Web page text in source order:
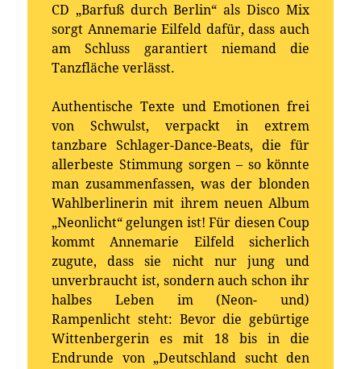
CD „Barfuß durch Berlin“ als Disco Mix
sorgt Annemarie Eilfeld dafür, dass auch
am Schluss garantiert niemand die
Tanzfläche verlässt.
Authentische Texte und Emotionen frei
von Schwulst, verpackt in extrem
tanzbare Schlager-Dance-Beats, die für
allerbeste Stimmung sorgen – so könnte
man zusammenfassen, was der blonden
Wahlberlinerin mit ihrem neuen Album
„Neonlicht“ gelungen ist! Für diesen Coup
kommt Annemarie Eilfeld sicherlich
zugute, dass sie nicht nur jung und
unverbraucht ist, sondern auch schon ihr
halbes Leben im (Neon- und)
Rampenlicht steht: Bevor die gebürtige
Wittenbergerin es mit 18 bis in die
Endrunde von „Deutschland sucht den